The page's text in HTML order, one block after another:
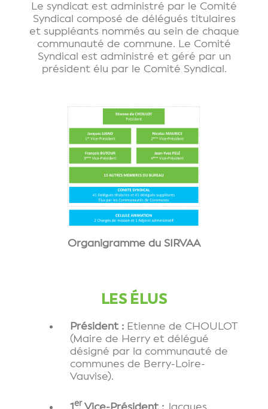
Le syndicat est administré par le Comité
Syndical composé de délégués titulaires
et suppléants nommés au sein de chaque
communauté de commune. Le Comité
Syndical est administré et géré par un
président élu par le Comité Syndical.
Organigramme du SIRVAA
LES ÉLUS
Président :Etienne de CHOULOT
(Maire de Herry et délégué
désigné par la communauté de
communes de Berry-Loire-
Vauvise).
er